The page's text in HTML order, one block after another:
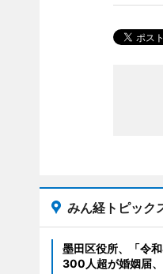
みん経トピック
墨田区役所、「令
300人超が婚姻届